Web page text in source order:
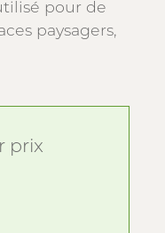
pour de
paysagers,
prix